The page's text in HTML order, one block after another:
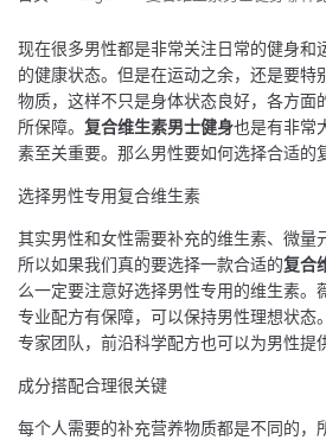
现在很多男性都是非常关注日常的健身和
的健康状态。但是在运动之余，还是要特
物质，这样不只是身体状态良好，各方面
所保障。 复合维生素男士健身也是有非常
素至关重要。那么男性要如何选择合适的
选择男性专用复合维生素
其实男性和女性需要补充的维生素、微量
所以如果我们真的要选择一款合适的复合
么一定要注意好选择男性专用的维生素。
专业配方有保障，可以保持男性理想状态
专家团队，前沿科学配方也可以为男性提
成分搭配合理很关键
每个人需要的补充营养物质都是不同的，